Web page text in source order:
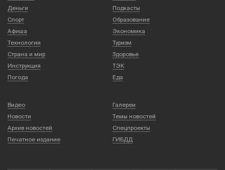
Деньги
Подкасты
Спорт
Образование
Афиша
Экономика
Технологии
Туризм
Страна и мир
Здоровье
Инструкция
ТЭК
Погода
Еда
Видео
Галереи
Новости
Темы новостей
Архив новостей
Спецпроекты
Печатное издание
ГИБДД